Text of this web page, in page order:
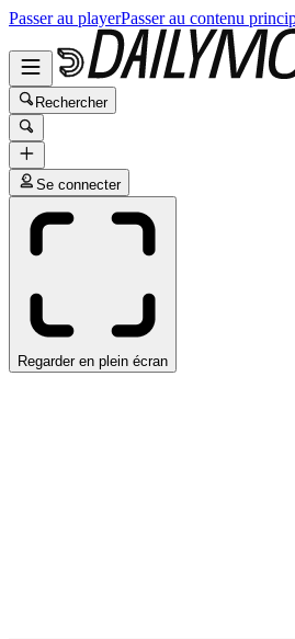
Passer au playerPasser au contenu
Rechercher
Se connecter
Regarder en plein écran